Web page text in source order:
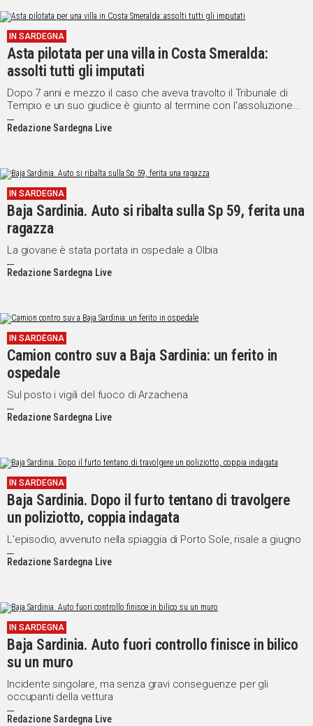
WHATSAPP
Social
IN SARDEGNA
Asta pilotata per una villa in Costa Smeralda:
assolti tutti gli imputati
Dopo 7 anni e mezzo il caso che aveva travolto il Tribunale di
Tempio e un suo giudice è giunto al termine con l'assoluzione
dei 5 imputati
Redazione Sardegna Live
IN SARDEGNA
Baja Sardinia. Auto si ribalta sulla Sp 59, ferita una
ragazza
La giovane è stata portata in ospedale a Olbia
Redazione Sardegna Live
IN SARDEGNA
Camion contro suv a Baja Sardinia: un ferito in
ospedale
Sul posto i vigili del fuoco di Arzachena
Redazione Sardegna Live
IN SARDEGNA
Baja Sardinia. Dopo il furto tentano di travolgere
un poliziotto, coppia indagata
L'episodio, avvenuto nella spiaggia di Porto Sole, risale a giugno
Redazione Sardegna Live
IN SARDEGNA
Baja Sardinia. Auto fuori controllo finisce in bilico
su un muro
Incidente singolare, ma senza gravi conseguenze per gli
occupanti della vettura
Redazione Sardegna Live